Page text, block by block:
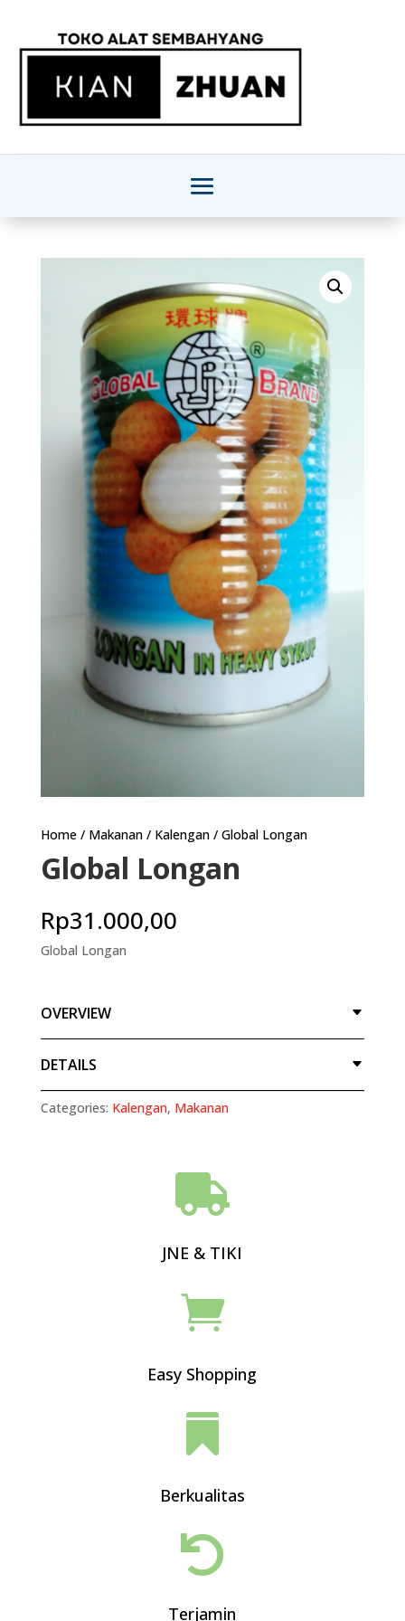
Home/ Makanan/ Kalengan/ Global Longan
Global Longan
Rp31.000,00
Global Longan
OVERVIEW
DETAILS
Categories: Kalengan, Makanan

JNE & TIKI

Easy Shopping

Berkualitas

Terjamin